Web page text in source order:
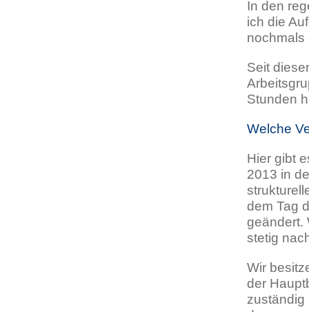
In den
ich die
Seit
Stunden
Welche
Hier gibt
2013 in
dem Tag
geändert.
stetig
Wir
der
zuständig